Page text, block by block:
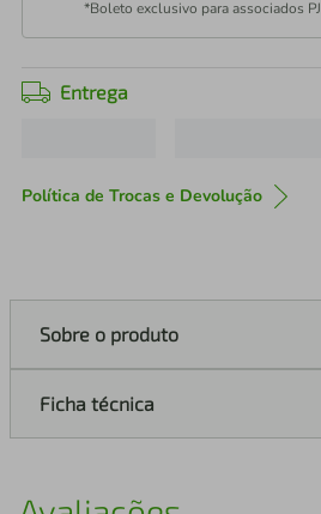
*Boleto exclusivo para associados PJ
Entrega
Política de Trocas e Devolução
Sobre o produto
Ficha técnica